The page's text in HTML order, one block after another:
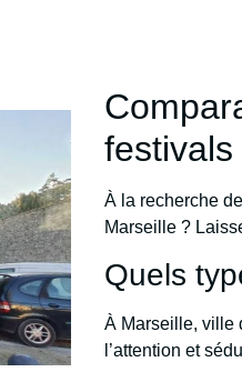
À la recherche
Marseille ?
Quels
À Marseille, ville
l’attention et